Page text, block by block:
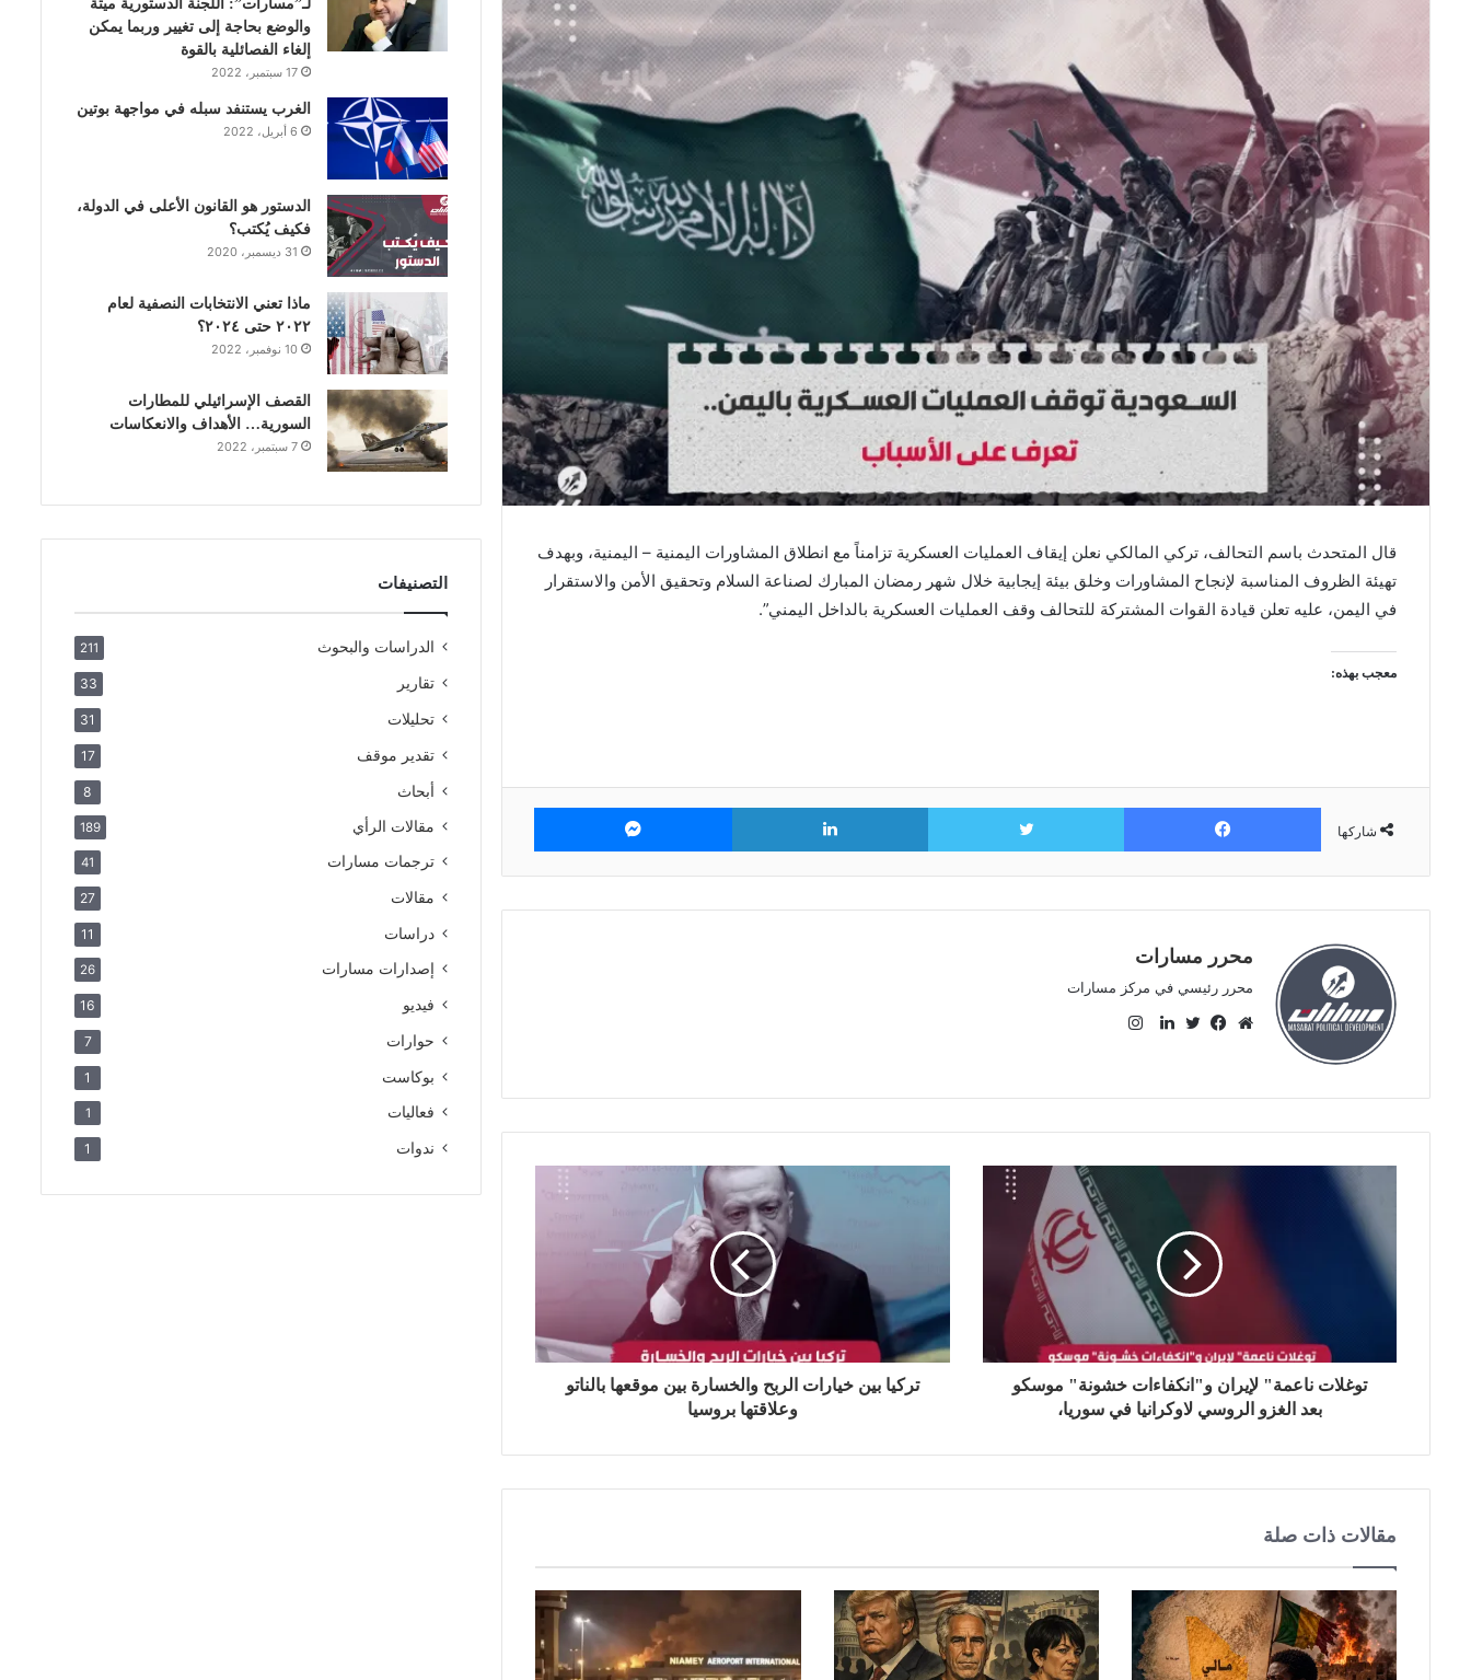
قال المتحدث باسم التحالف، تركي المالكي نعلن إيقاف العمليات العسكرية تزامناً مع انطلاق المشاورات اليمنية – اليمنية، وبهدف
تهيئة الظروف المناسبة لإنجاح المشاورات وخلق بيئة إيجابية خلال شهر رمضان المبارك لصناعة السلام وتحقيق الأمن والاستقرار
في اليمن، عليه تعلن قيادة القوات المشتركة للتحالف وقف العمليات العسكرية بالداخل اليمني”.
معجب بهذه:
شاركها
فيسبوك تويتر لينكدإن
محرر مسارات
محرر رئيسي في مركز مسارات
ق
ع
س
ب
ي
ت
ن
ك
ت
ق
توغلات ناعمة" لإيران و"انكفاءات خشونة" موسكو
بعد الغزو الروسي لاوكرانيا في سوريا،
تركيا بين خيارات الربح والخسارة بين موقعها بالناتو
وعلاقتها بروسيا
مقالات ذات صلة
ن
ا
لـ”مسارات”: اللجنة الدستورية ميتة
والوضع بحاجة إلى تغيير وربما يمكن
إلغاء الفصائلية بالقوة
17 سبتمبر، 2022
الغرب يستنفد سبله في مواجهة بوتين
6 أبريل، 2022
الدستور هو القانون الأعلى في الدولة،
فكيف يُكتب؟
31 ديسمبر، 2020
ماذا تعني الانتخابات النصفية لعام
٢٠٢٢ حتى ٢٠٢٤؟
10 نوفمبر، 2022
القصف الإسرائيلي للمطارات
السورية… الأهداف والانعكاسات
7 سبتمبر، 2022
التصنيفات
الدراسات والبحوث 211
تقارير 33
تحليلات 31
تقدير موقف 17
أبحاث 8
مقالات الرأي 189
ترجمات مسارات 41
مقالات 27
دراسات 11
إصدارات مسارات 26
فيديو 16
حوارات 7
بوكاست 1
فعاليات 1
ندوات 1